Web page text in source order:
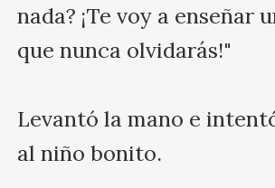
nada? ¡Te voy a enseñar
que nunca olvidarás!"
Levantó la mano e
al niño bonito.